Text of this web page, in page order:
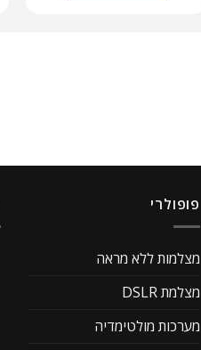
פופולרי
מצלמות ללא מראה
מצלמת DSLR
מערכות מולטימדיה